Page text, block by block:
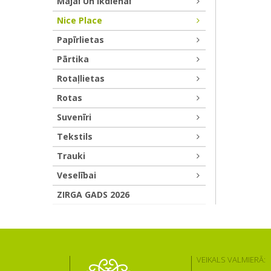
Nice Place
Papīrlietas
Pārtika
Rotaļlietas
Rotas
Suvenīri
Tekstils
Trauki
Veselībai
ZIRGA GADS 2026
VEIKALS VALMIERĀ: